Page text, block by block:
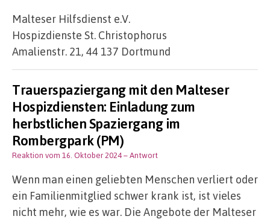
Malteser Hilfsdienst e.V.
Hospizdienste St. Christophorus
Amalienstr. 21, 44 137 Dortmund
Trauerspaziergang mit den Malteser
Hospizdiensten: Einladung zum
herbstlichen Spaziergang im
Rombergpark (PM)
Reaktion vom 16. Oktober 2024– Antwort
Wenn man einen geliebten Menschen verliert oder
ein Familienmitglied schwer krank ist, ist vieles
nicht mehr, wie es war. Die Angebote der Malteser